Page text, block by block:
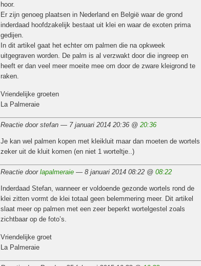
hoor.
Er zijn genoeg plaatsen in Nederland en België waar de grond
inderdaad hoofdzakelijk bestaat uit klei en waar de exoten prima
gedijen.
In dit artikel gaat het echter om palmen die na opkweek
uitgegraven worden. De palm is al verzwakt door die ingreep en
heeft er dan veel meer moeite mee om door de zware kleigrond te
raken.
Vriendelijke groeten
La Palmeraie
Reactie door stefan — 7 januari 2014 20:36 @ 20:36
Je kan wel palmen kopen met kleikluit maar dan moeten de wortels
zeker uit de kluit komen (en niet 1 worteltje..)
Reactie door lapalmeraie— 8 januari 2014 08:22 @ 08:22
Inderdaad Stefan, wanneer er voldoende gezonde wortels rond de
klei zitten vormt de klei totaal geen belemmering meer. Dit artikel
slaat meer op palmen met een zeer beperkt wortelgestel zoals
zichtbaar op de foto’s.
Vriendelijke groet
La Palmeraie